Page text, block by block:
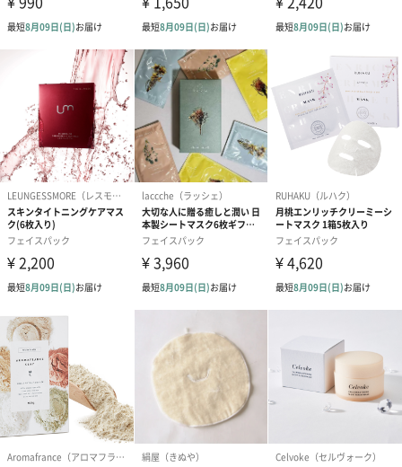
けることができます。折りたたんだマスクを何回も広げる必要が
ないので衛生的に使えます。
スイスSGSテスト合格
貴金属などの有機物質テストで安全な製品として認定されまし
た。
DOLDORI（ドルドリ）
は、今までの折りたたまれたマスクではない、韓国で特許を取得
した全く新しい「ロール型」で、肌にやさしく、美しく健康にす
ることを優先しているフェイスマスクシリーズです。
商品詳細情報